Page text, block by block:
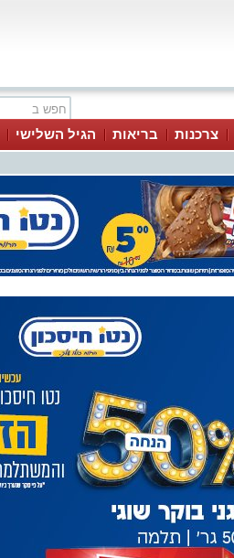
צרכנות בריאות הגיל השלישי